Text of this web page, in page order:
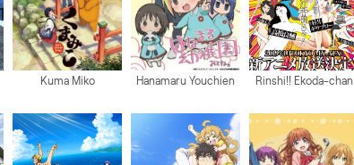
Kuma Miko Hanamaru Youchien Rinshi!! Ekoda-chan